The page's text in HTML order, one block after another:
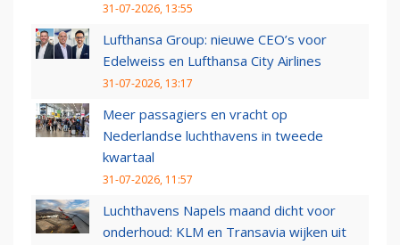
31-07-2026, 13:55
Lufthansa Group: nieuwe CEO’s voor
Edelweiss en Lufthansa City Airlines
31-07-2026, 13:17
Meer passagiers en vracht op
Nederlandse luchthavens in tweede
kwartaal
31-07-2026, 11:57
Luchthavens Napels maand dicht voor
onderhoud: KLM en Transavia wijken uit